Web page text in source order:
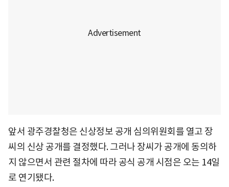
앞서 광주경찰청은 신상정보 공개 심의위원회를 열고 장
씨의 신상 공개를 결정했다. 그러나 장씨가 공개에 동의하
지 않으면서 관련 절차에 따라 공식 공개 시점은 오는 14일
로 연기됐다.